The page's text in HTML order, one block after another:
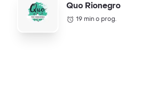
Quo Rionegro
19 min o prog.